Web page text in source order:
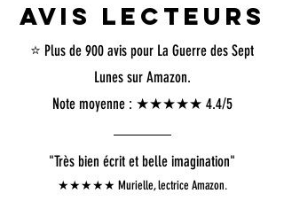
Avis lecteurs
⭐️ Plus de 900 avis pour La Guerre des Sept
Lunes sur Amazon.
Note moyenne : ★★★★★ 4.4/5
"Très bien écrit et belle imagination"
★★★★★ Murielle, lectrice Amazon.